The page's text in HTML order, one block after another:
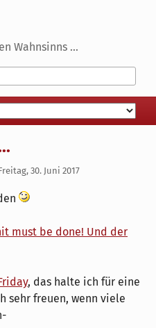
Wahnsinns ...
30. Juni 2017
must be done! Und der
, das halte ich für eine
sehr freuen, wenn viele